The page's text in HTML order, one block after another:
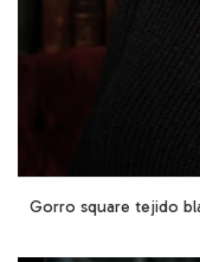
Gorro square tejido